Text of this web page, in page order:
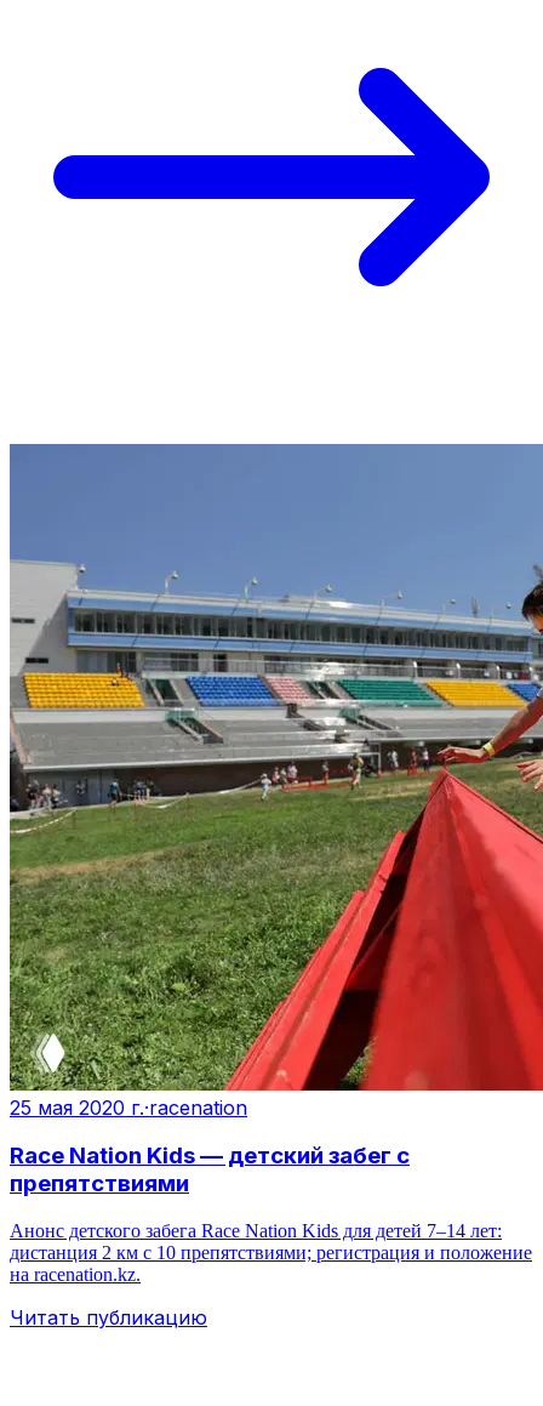
25 мая 2020 г.·racenation
Race Nation Kids — детский забег с
препятствиями
Анонс детского забега Race Nation Kids для детей 7–14 лет:
дистанция 2 км с 10 препятствиями; регистрация и положение
на racenation.kz.
Читать публикацию